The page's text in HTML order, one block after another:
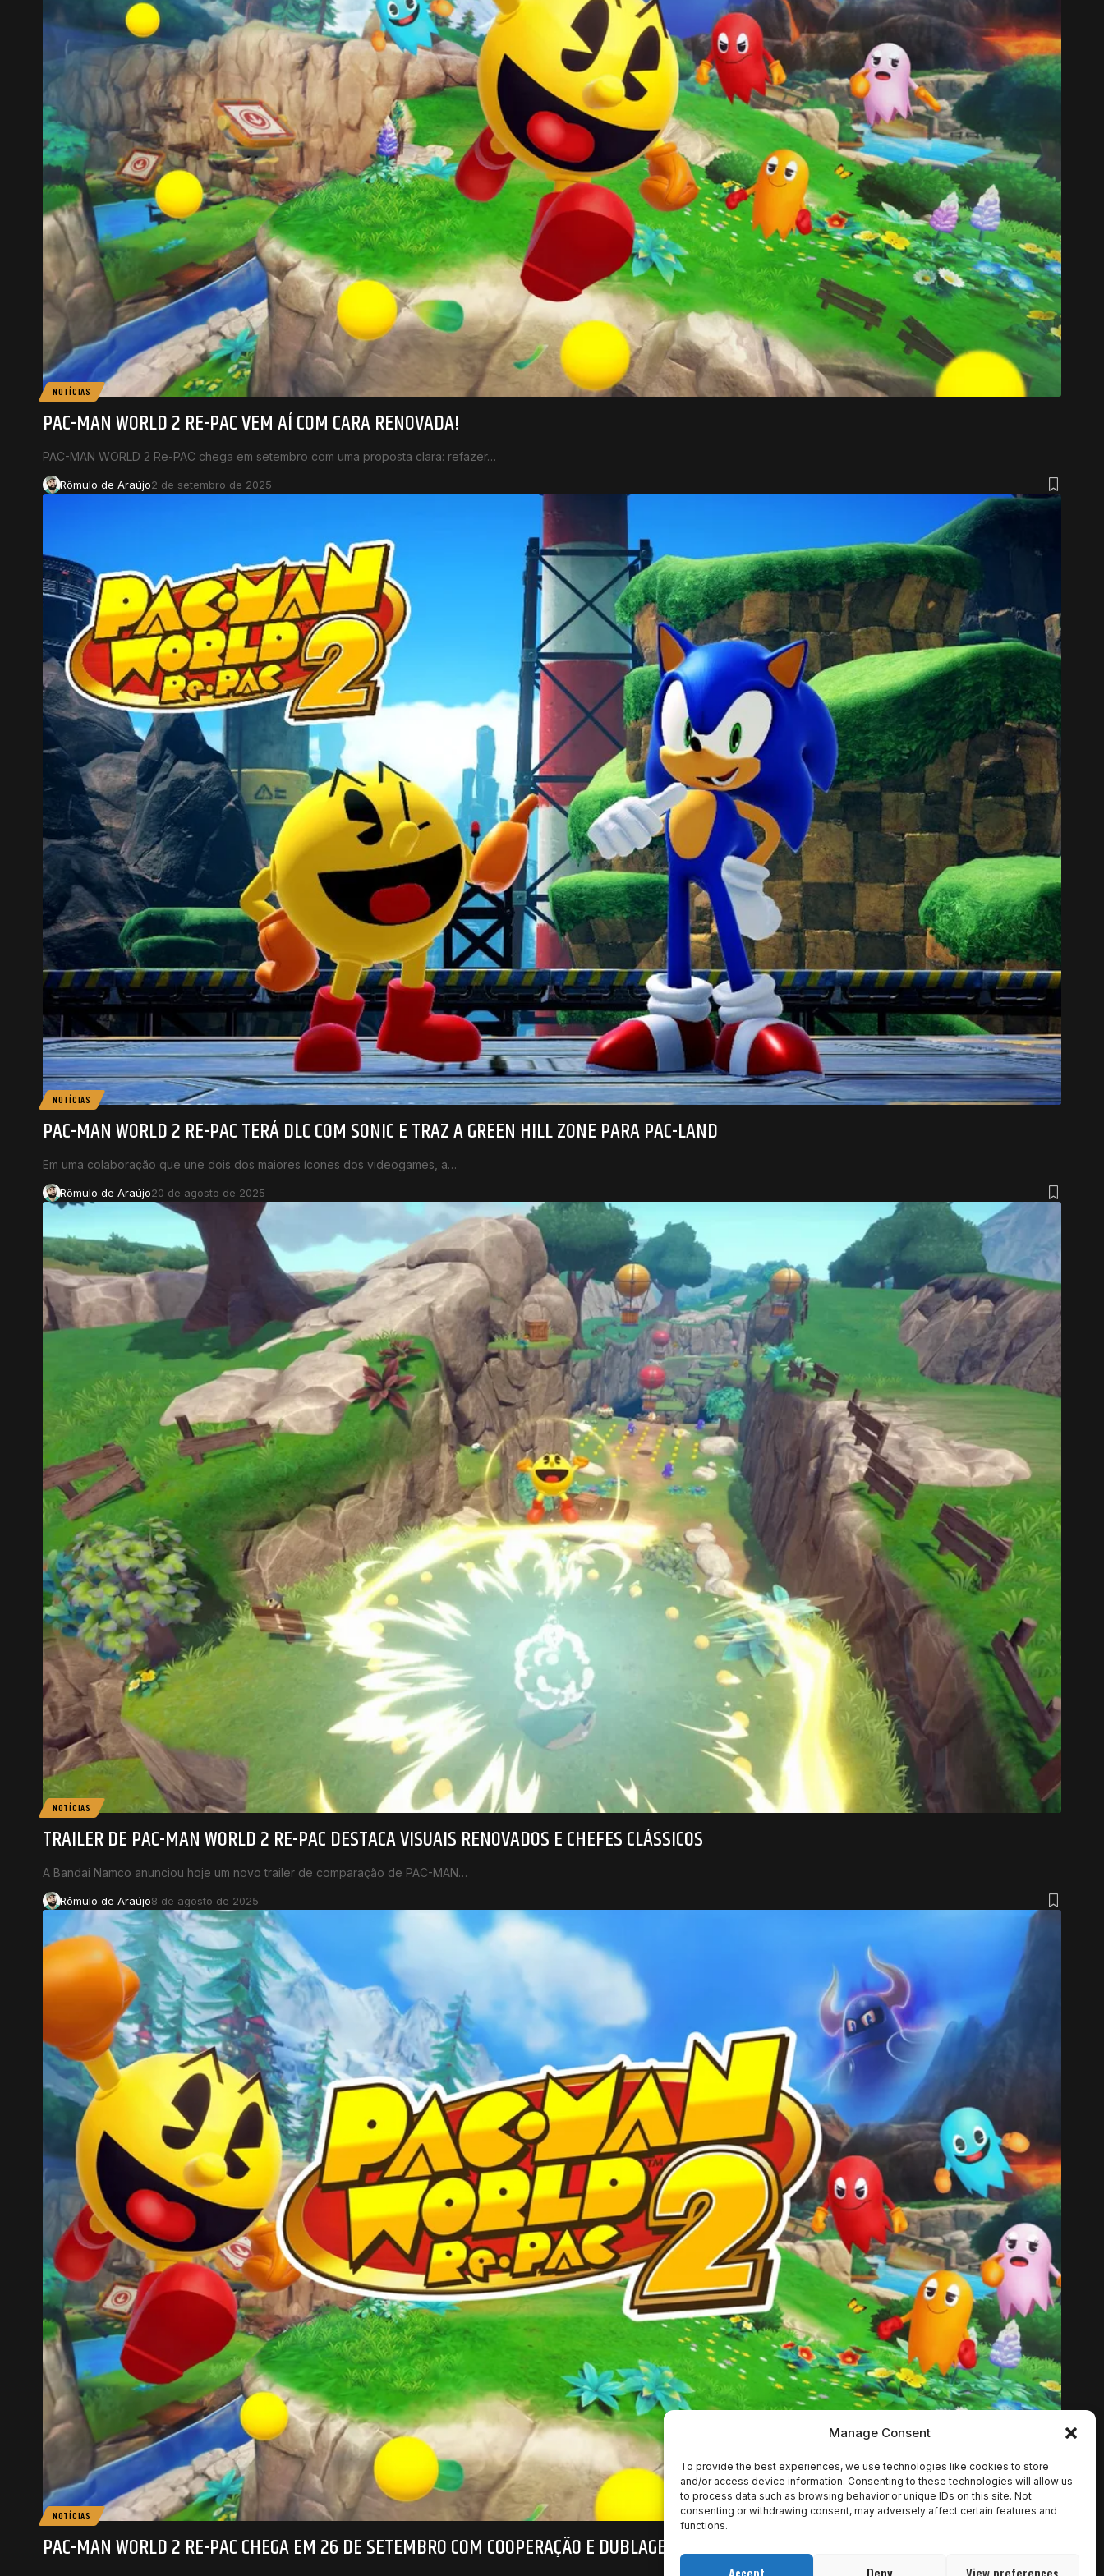
Manage Consent
To provide the best experiences, we use technologies like cookies to store
and/or access device information. Consenting to these technologies will allow us
to process data such as browsing behavior or unique IDs on this site. Not
consenting or withdrawing consent, may adversely affect certain features and
functions.
Accept Deny View preferences
NOTÍCIAS
PAC-MAN WORLD 2 RE-PAC VEM AÍ COM CARA RENOVADA!
PAC-MAN WORLD 2 Re-PAC chega em setembro com uma proposta clara: refazer…
Rômulo de Araújo2 de setembro de 2025
NOTÍCIAS
PAC-MAN WORLD 2 RE-PAC TERÁ DLC COM SONIC E TRAZ A GREEN HILL ZONE PARA PAC-LAND
Em uma colaboração que une dois dos maiores ícones dos videogames, a…
Rômulo de Araújo20 de agosto de 2025
NOTÍCIAS
TRAILER DE PAC-MAN WORLD 2 RE-PAC DESTACA VISUAIS RENOVADOS E CHEFES CLÁSSICOS
A Bandai Namco anunciou hoje um novo trailer de comparação de PAC-MAN…
Rômulo de Araújo8 de agosto de 2025
NOTÍCIAS
PAC-MAN WORLD 2 RE-PAC CHEGA EM 26 DE SETEMBRO COM COOPERAÇÃO E DUBLAGEM COMPLETA